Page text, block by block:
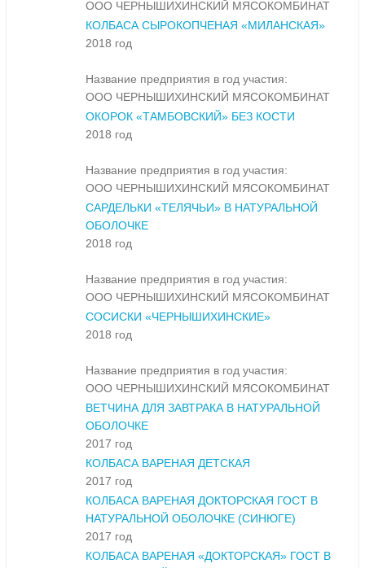
ООО ЧЕРНЫШИХИНСКИЙ МЯСОКОМБИНАТ
КОЛБАСА СЫРОКОПЧЕНАЯ «МИЛАНСКАЯ»
2018 год
Название предприятия в год участия:
ООО ЧЕРНЫШИХИНСКИЙ МЯСОКОМБИНАТ
ОКОРОК «ТАМБОВСКИЙ» БЕЗ КОСТИ
2018 год
Название предприятия в год участия:
ООО ЧЕРНЫШИХИНСКИЙ МЯСОКОМБИНАТ
САРДЕЛЬКИ «ТЕЛЯЧЬИ» В НАТУРАЛЬНОЙ
ОБОЛОЧКЕ
2018 год
Название предприятия в год участия:
ООО ЧЕРНЫШИХИНСКИЙ МЯСОКОМБИНАТ
СОСИСКИ «ЧЕРНЫШИХИНСКИЕ»
2018 год
Название предприятия в год участия:
ООО ЧЕРНЫШИХИНСКИЙ МЯСОКОМБИНАТ
ВЕТЧИНА ДЛЯ ЗАВТРАКА В НАТУРАЛЬНОЙ
ОБОЛОЧКЕ
2017 год
КОЛБАСА ВАРЕНАЯ ДЕТСКАЯ
2017 год
КОЛБАСА ВАРЕНАЯ ДОКТОРСКАЯ ГОСТ В
НАТУРАЛЬНОЙ ОБОЛОЧКЕ (СИНЮГЕ)
2017 год
КОЛБАСА ВАРЕНАЯ «ДОКТОРСКАЯ» ГОСТ В